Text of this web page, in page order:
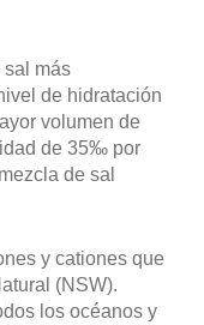
más
de hidratación
volumen de
de 35‰ por
de sal
y cationes que
(NSW).
los océanos y